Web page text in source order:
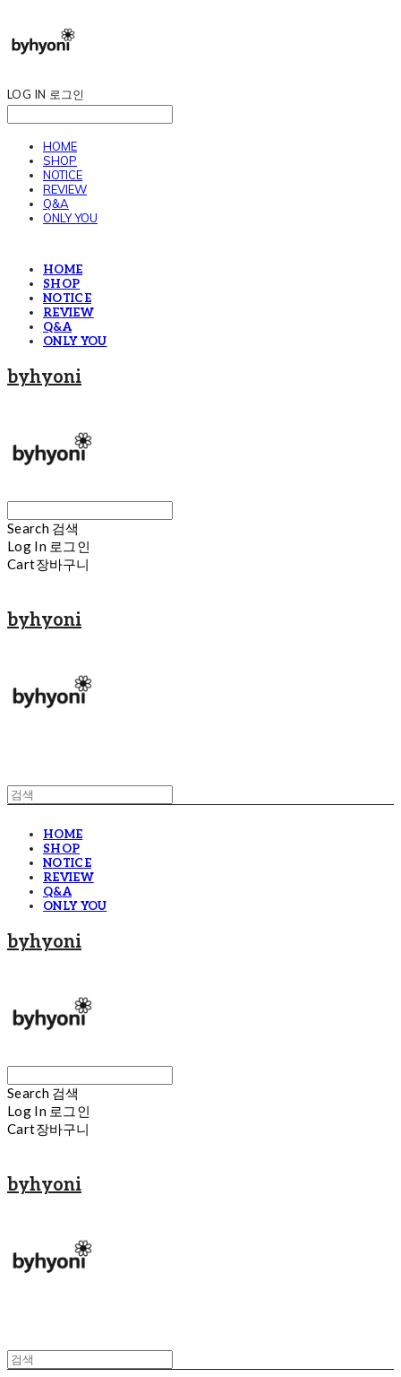
LOG IN 로그인
HOME
SHOP
NOTICE
REVIEW
Q&A
ONLY YOU
HOME
SHOP
NOTICE
REVIEW
Q&A
ONLY YOU
byhyoni
Search 검색
Log In 로그인
Cart장바구니
byhyoni
HOME
SHOP
NOTICE
REVIEW
Q&A
ONLY YOU
byhyoni
Search 검색
Log In 로그인
Cart장바구니
byhyoni